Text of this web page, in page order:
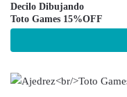
Decilo Dibujando
Toto Games 15%OFF